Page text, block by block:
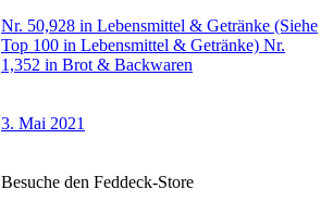
Nr. 50,928 in Lebensmittel & Getränke (Siehe
Top 100 in Lebensmittel & Getränke) Nr.
1,352 in Brot & Backwaren
3. Mai 2021
Besuche den Feddeck-Store